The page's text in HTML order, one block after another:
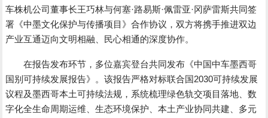
车株机公司董事长王巧林与何塞·路易斯·佩雷亚·冈萨雷斯共同签
署《中墨文化保护与传播项目》合作协议，双方将携手推进双边
产业互通迈向文明相融、民心相通的深度协作。
在报告发布环节，多位嘉宾登台共同发布《中国中车墨西哥
国别可持续发展报告》。该报告严格对标联合国2030可持续发展
议程及墨西哥本土可持续法规，系统梳理绿色轨交项目落地、数
字化全生命周期运维、生态环境保护、本土产业协同共建、多元